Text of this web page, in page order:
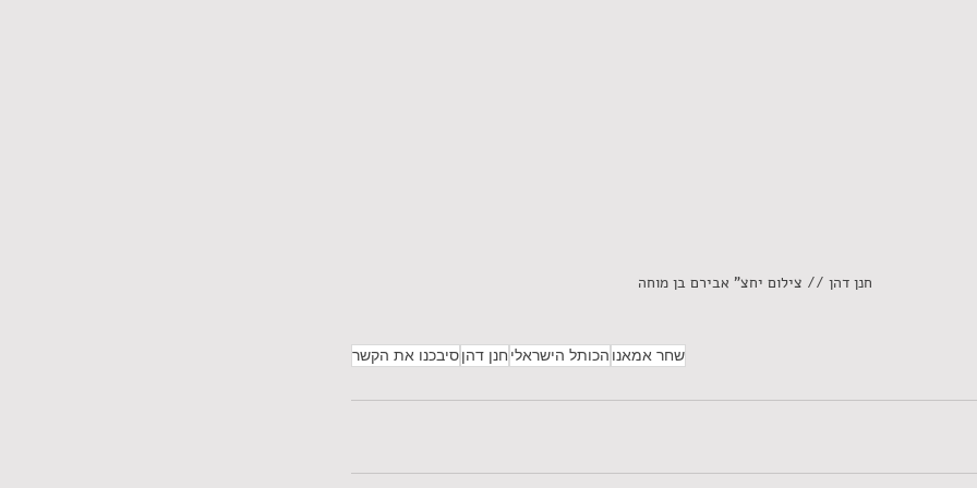
חנן דהן // צילום יחצ" אבירם בן מוחה
שחר אמאנו הכותל הישראלי חנן דהןסיבכנו את הקשר